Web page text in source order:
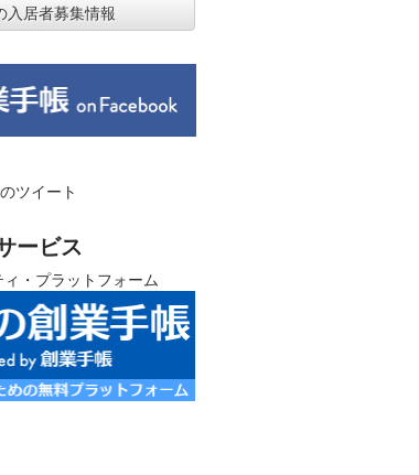
入居者募集情報
ツイート
ービス
・プラットフォーム